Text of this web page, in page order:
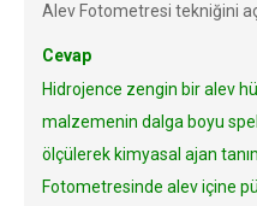
Alev Fotometresi tekniğini
Cevap
Hidrojence zengin bir alev
malzemenin dalga boyu
ölçülerek kimyasal ajan
Fotometresinde alev içine